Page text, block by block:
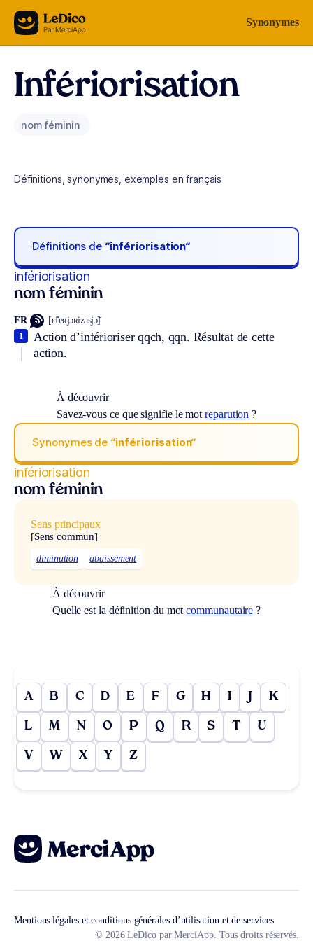
Aller au contenu Synonymes
Infériorisation
nom féminin
Définitions, synonymes, exemples en français
Définitions de “infériorisation“
infériorisation
nom féminin
FR [ɛ̃feʀjɔʀizasjɔ̃]
Action d’inférioriser qqch, qqn. Résultat de cette
action.
1
À découvrir
Savez-vous ce que signifie le motreparution ?
Synonymes de “infériorisation“
infériorisation
nom féminin
Sens principaux
[Sens commun]
diminution abaissement
À découvrir
Quelle est la définition du motcommunautaire ?
A B C D E F G H I J K
L M N O P Q R S T U
V W X Y Z
Mentions légales et conditions générales d’utilisation et de services
© 2026 LeDico par MerciApp. Tous droits réservés.